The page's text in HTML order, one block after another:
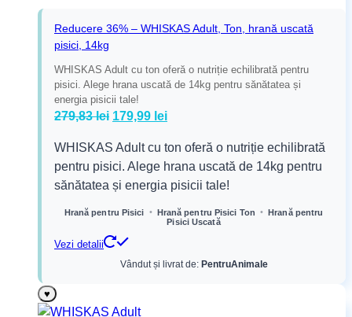
Reducere 36% – WHISKAS Adult, Ton, hrană uscată
pisici, 14kg
WHISKAS Adult cu ton oferă o nutriție echilibrată pentru
pisici. Alege hrana uscată de 14kg pentru sănătatea și
energia pisicii tale!
279,83lei Prețul
a
fost:
279,83 lei.
179,99 leiPrețul
este:
179,99 lei.
WHISKAS Adult cu ton oferă o nutriție echilibrată
pentru pisici. Alege hrana uscată de 14kg pentru
sănătatea și energia pisicii tale!
Hrană pentru Pisici • Hrană pentru Pisici Ton •
Hrană pentru
Pisici Uscată
Vezi detalii
Vândut și livrat de: PentruAnimale
♥